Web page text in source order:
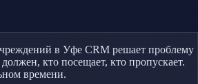
в Уфе CRM решает проблему
кто посещает, кто пропускает.
времени.